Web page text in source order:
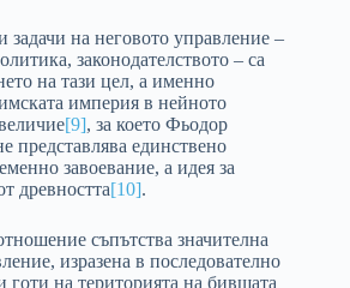
задачи на неговото управление –
законодателството – са
на тази цел, а именно
империя в нейното
[9], за което Фьодор
представлява единствено
завоевание, а идея за
древността[10].
съпътства значителна
изразена в последователно
на територията на бившата